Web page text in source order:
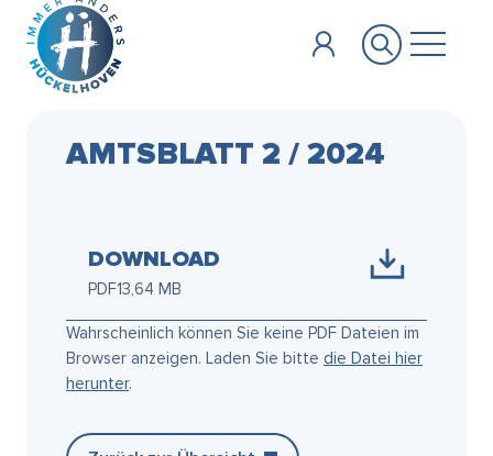
Zum Hauptinhalt springen
AMTSBLATT 2 / 2024
DOWNLOAD
PDF13,64 MB
Wahrscheinlich können Sie keine PDF Dateien im
Browser anzeigen. Laden Sie bitte die Datei hier
herunter.